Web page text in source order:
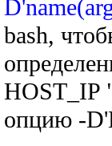
bash,
HOST_IP
опцию -